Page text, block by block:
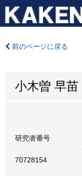
前のページに戻る
小木曽 早苗
研究者番号
70728154